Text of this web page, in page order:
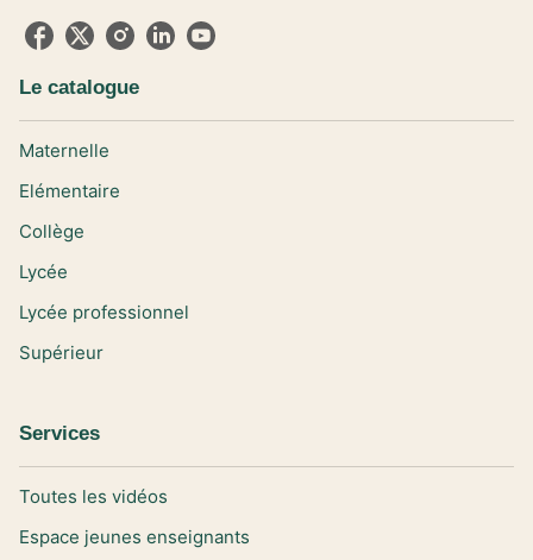
Le catalogue
Maternelle
Elémentaire
Collège
Lycée
Lycée professionnel
Supérieur
Services
Toutes les vidéos
Espace jeunes enseignants